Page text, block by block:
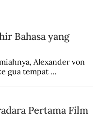
Bahasa yang
Alexander von
gua tempat
sebagai penutur
itu.
Pertama Film